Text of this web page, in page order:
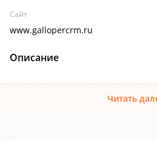
Сайт
www.gallopercrm.ru
Описание
Читать